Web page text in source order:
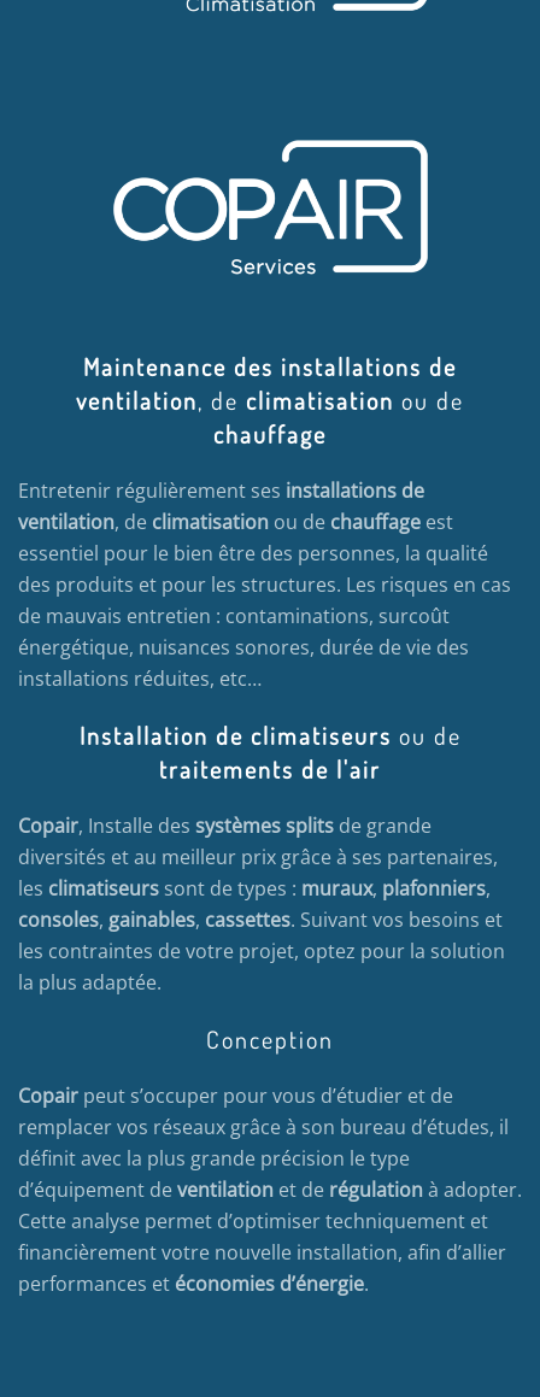
Maintenance des installations de
ventilation, de climatisation ou de
chauffage
Entretenir régulièrement ses installations de
ventilation, de climatisation ou de chauffage est
essentiel pour le bien être des personnes, la qualité
des produits et pour les structures. Les risques en cas
de mauvais entretien : contaminations, surcoût
énergétique, nuisances sonores, durée de vie des
installations réduites, etc…
Installation de climatiseurs ou de
traitements de l'air
Copair, Installe des systèmes splits de grande
diversités et au meilleur prix grâce à ses partenaires,
les climatiseurs sont de types : muraux, plafonniers,
consoles, gainables, cassettes. Suivant vos besoins et
les contraintes de votre projet, optez pour la solution
la plus adaptée.
Conception
Copair peut s’occuper pour vous d’étudier et de
remplacer vos réseaux grâce à son bureau d’études, il
définit avec la plus grande précision le type
d’équipement deventilation et de régulationà adopter.
Cette analyse permet d’optimiser techniquement et
financièrement votre nouvelle installation, afin d’allier
performances et économies d’énergie.